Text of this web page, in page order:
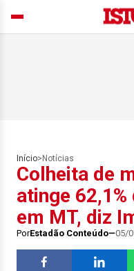
Início> Notícias
Colheita de
atinge
em MT, diz
PorEstadão Conteúdo 05/